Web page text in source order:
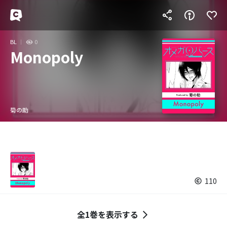
BL 0
Monopoly
菊の助
110
全1巻を表示する